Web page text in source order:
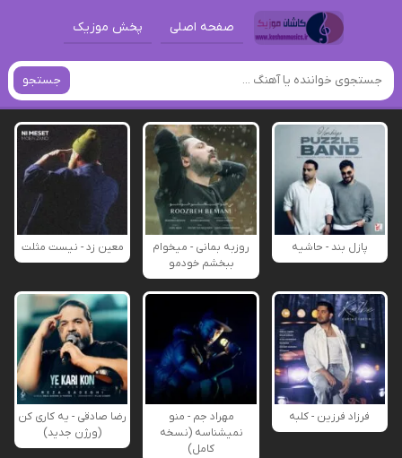
صفحه اصلی پخش موزیک
جستجو
پازل بند - حاشیه
روزبه بمانی - میخوام
ببخشم خودمو
معین زد - نیست مثلت
فرزاد فرزین - کلبه
مهراد جم - منو
نمیشناسه (نسخه
کامل)
رضا صادقی - یه کاری کن
(ورژن جدید)